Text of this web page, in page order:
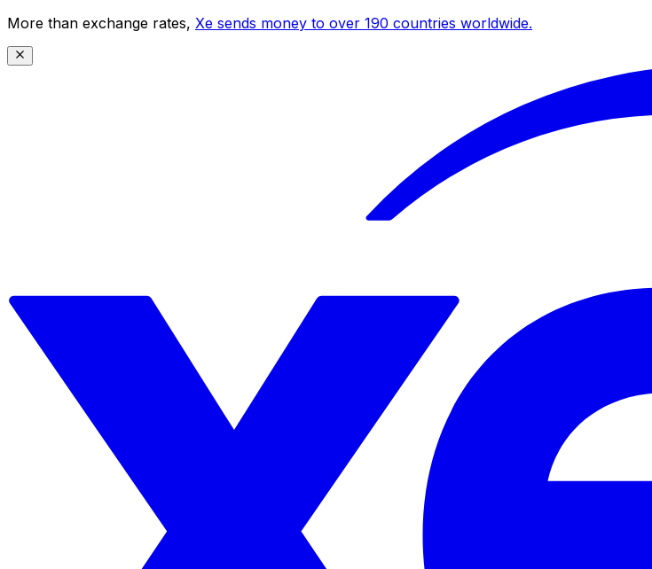
More than exchange rates, Xe sends money to over 190 countries worldwide.